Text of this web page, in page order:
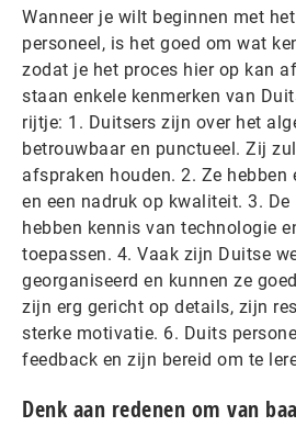
Wanneer je wilt beginnen met
personeel, is het goed om wat
zodat je het proces hier op kan
staan enkele kenmerken van
rijtje: 1. Duitsers zijn over het
betrouwbaar en punctueel. Zij
afspraken houden. 2. Ze hebben
en een nadruk op kwaliteit. 3. De
hebben kennis van technologie
toepassen. 4. Vaak zijn Duitse
georganiseerd en kunnen ze
zijn erg gericht op details, zijn
sterke motivatie. 6. Duits
feedback en zijn bereid om te
Denk aan redenen om van